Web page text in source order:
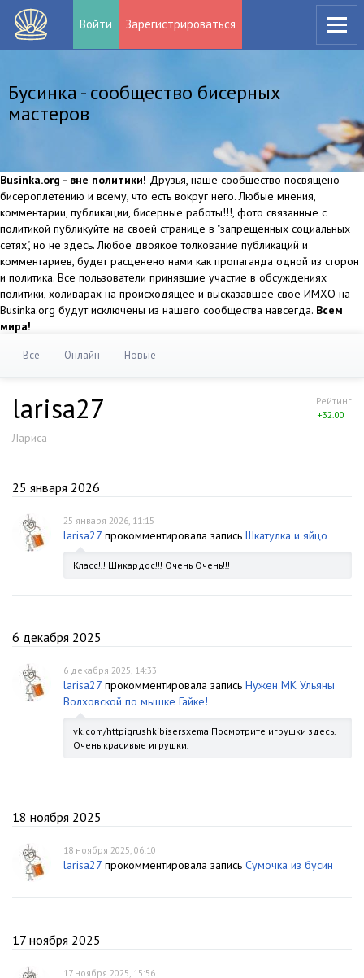
Войти Зарегистрироваться
Бусинка - сообщество бисерных
мастеров
Businka.org - вне политики! Друзья, наше сообщество посвящено
бисероплетению и всему, что есть вокруг него. Любые мнения,
комментарии, публикации, бисерные работы!!!, фото связанные с
политикой публикуйте на своей странице в "запрещенных социальных
сетях", но не здесь. Любое двоякое толкование публикаций и
комментариев, будет расценено нами как пропаганда одной из сторон
и политика. Все пользователи принявшие участие в обсуждениях
политики, холиварах на происходящее и высказавшее свое ИМХО на
Businka.org будут исключены из нашего сообщества навсегда. Всем
мира!
Все Онлайн Новые
Рейтинг
+32.00
larisa27
Лариса
25 января 2026
25 января 2026, 11:15
larisa27 прокомментировала запись Шкатулка и яйцо
Класс!!! Шикардос!!! Очень Очень!!!
6 декабря 2025
6 декабря 2025, 14:33
larisa27 прокомментировала запись Нужен МК Ульяны
Волховской по мышке Гайке!
vk.com/httpigrushkibisersxema Посмотрите игрушки здесь.
Очень красивые игрушки!
18 ноября 2025
18 ноября 2025, 06:10
larisa27 прокомментировала запись Сумочка из бусин
17 ноября 2025
17 ноября 2025, 15:56